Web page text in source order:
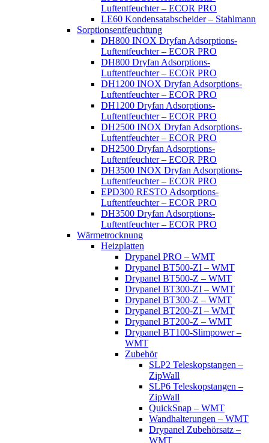
Luftentfeuchter – ECOR PRO
LE60 Kondensatabscheider – Stahlmann
Sorptionsentfeuchtung
DH800 INOX Dryfan Adsorptions-
Luftentfeuchter – ECOR PRO
DH800 Dryfan Adsorptions-
Luftentfeuchter – ECOR PRO
DH1200 INOX Dryfan Adsorptions-
Luftentfeuchter – ECOR PRO
DH1200 Dryfan Adsorptions-
Luftentfeuchter – ECOR PRO
DH2500 INOX Dryfan Adsorptions-
Luftentfeuchter – ECOR PRO
DH2500 Dryfan Adsorptions-
Luftentfeuchter – ECOR PRO
DH3500 INOX Dryfan Adsorptions-
Luftentfeuchter – ECOR PRO
EPD300 RESTO Adsorptions-
Luftentfeuchter – ECOR PRO
DH3500 Dryfan Adsorptions-
Luftentfeuchter – ECOR PRO
Wärmetrocknung
Heizplatten
Drypanel PRO – WMT
Drypanel BT500-ZI – WMT
Drypanel BT500-Z – WMT
Drypanel BT300-ZI – WMT
Drypanel BT300-Z – WMT
Drypanel BT200-ZI – WMT
Drypanel BT200-Z – WMT
Drypanel BT100-Slimpower –
WMT
Zubehör
SLP2 Teleskopstangen –
ZipWall
SLP6 Teleskopstangen –
ZipWall
QuickSnap – WMT
Wandhalterungen – WMT
Drypanel Zubehörsatz –
WMT